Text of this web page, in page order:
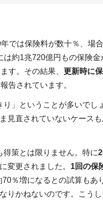
では保険料が数十％、場
約1兆720億円もの保険金
す。その結果、 更新時に
告されています。
」ということが多いでし
見直されていないケース
策とは限りません。特に
変更されました。 1回の保
％増になるとの試算もあ
りかねないのです。こう